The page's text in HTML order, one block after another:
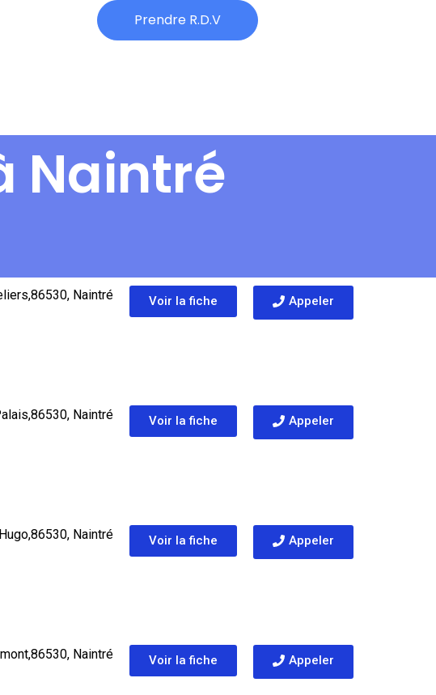
Prendre R.D.V
Naintré
Naintré Voir la fiche Appeler
Naintré Voir la fiche Appeler
Naintré Voir la fiche Appeler
Naintré Voir la fiche Appeler